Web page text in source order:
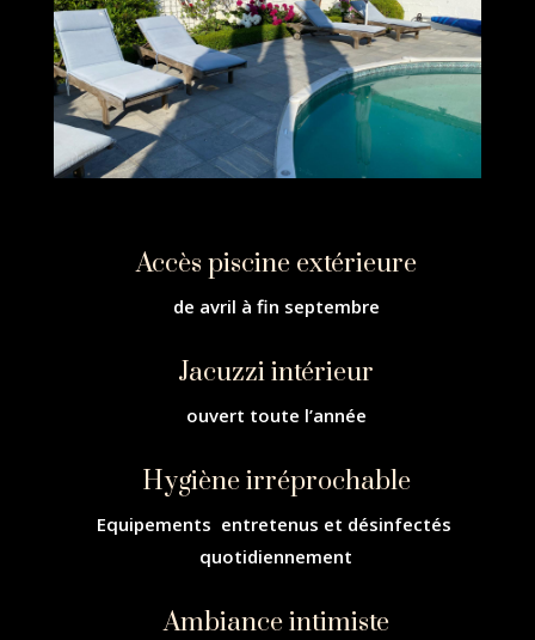
Accès piscine extérieure
de avril à fin septembre
Jacuzzi intérieur
ouvert toute l’année
Hygiène irréprochable
Equipements entretenus et désinfectés
quotidiennement
Ambiance intimiste